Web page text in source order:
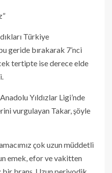
Türkiye
geride bırakarak 7’nci
tertipte ise derece elde
Yıldızlar Ligi’nde
vurgulayan Takar, şöyle
çok uzun müddetli
emek, efor ve vakitten